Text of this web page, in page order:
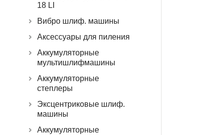
18 LI
Вибро шлиф. машины
Аксессуары для пиления
Аккумуляторные
мультишлифмашины
Аккумуляторные
степлеры
Эксцентриковые шлиф.
машины
Аккумуляторные